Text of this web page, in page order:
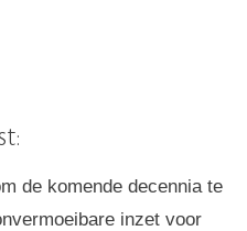
de komende decennia te
inzet voor